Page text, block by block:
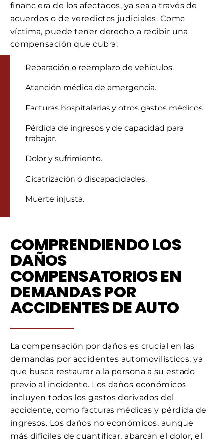
financiera de los afectados, ya sea a través de
acuerdos o de veredictos judiciales. Como
víctima, puede tener derecho a recibir una
compensación que cubra:
Reparación o reemplazo de vehículos.
Atención médica de emergencia.
Facturas hospitalarias y otros gastos médicos.
Pérdida de ingresos y de capacidad para
trabajar.
Dolor y sufrimiento.
Cicatrización o discapacidades.
Muerte injusta.
COMPRENDIENDO LOS
DAÑOS
COMPENSATORIOS EN
DEMANDAS POR
ACCIDENTES DE AUTO
La compensación por daños es crucial en las
demandas por accidentes automovilísticos, ya
que busca restaurar a la persona a su estado
previo al incidente. Los daños económicos
incluyen todos los gastos derivados del
accidente, como facturas médicas y pérdida de
ingresos. Los daños no económicos, aunque
más difíciles de cuantificar, abarcan el dolor, el